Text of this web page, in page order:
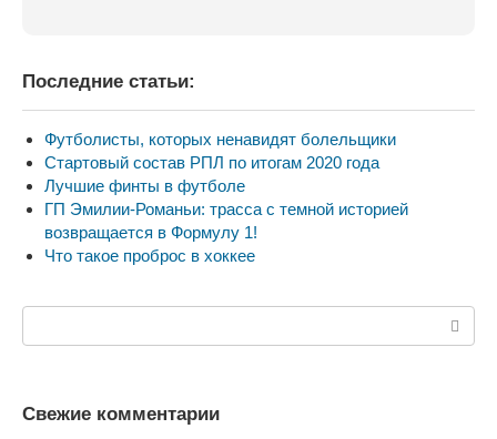
Последние статьи:
Футболисты, которых ненавидят болельщики
Стартовый состав РПЛ по итогам 2020 года
Лучшие финты в футболе
ГП Эмилии-Романьи: трасса с темной историей
возвращается в Формулу 1!
Что такое проброс в хоккее
Свежие комментарии